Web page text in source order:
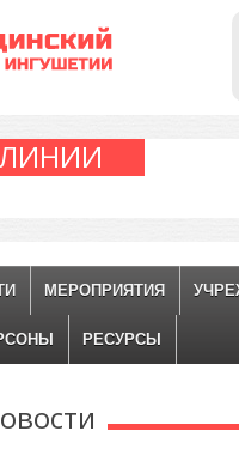
МЕРОПРИЯТИЯ
РЕСУРСЫ